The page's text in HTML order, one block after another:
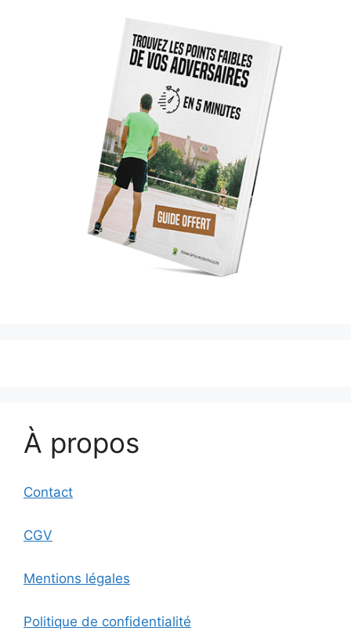
À propos
Contact
CGV
Mentions légales
Politique de confidentialité